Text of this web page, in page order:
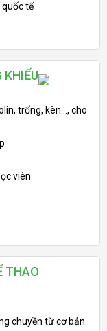
quốc tế
KHIẾU
trống, kèn..., cho
viên
THAO
chuyền từ cơ bản